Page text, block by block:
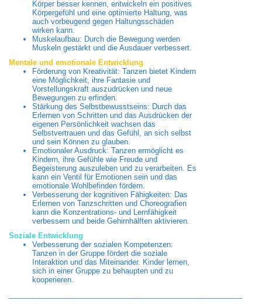
Körper besser kennen, entwickeln ein positives
Körpergefühl und eine optimierte Haltung, was
auch vorbeugend gegen Haltungsschäden
wirken kann.
Muskelaufbau: Durch die Bewegung werden
Muskeln gestärkt und die Ausdauer verbessert.
Mentale und emotionale Entwicklung
Förderung von Kreativität: Tanzen bietet Kindern
eine Möglichkeit, ihre Fantasie und
Vorstellungskraft auszudrücken und neue
Bewegungen zu erfinden.
Stärkung des Selbstbewusstseins: Durch das
Erlernen von Schritten und das Ausdrücken der
eigenen Persönlichkeit wachsen das
Selbstvertrauen und das Gefühl, an sich selbst
und sein Können zu glauben.
Emotionaler Ausdruck: Tanzen ermöglicht es
Kindern, ihre Gefühle wie Freude und
Begeisterung auszuleben und zu verarbeiten. Es
kann ein Ventil für Emotionen sein und das
emotionale Wohlbefinden fördern.
Verbesserung der kognitiven Fähigkeiten: Das
Erlernen von Tanzschritten und Choreografien
kann die Konzentrations- und Lernfähigkeit
verbessern und beide Gehirnhälften aktivieren.
Soziale Entwicklung
Verbesserung der sozialen Kompetenzen:
Tanzen in der Gruppe fördert die soziale
Interaktion und das Miteinander. Kinder lernen,
sich in einer Gruppe zu behaupten und zu
kooperieren.